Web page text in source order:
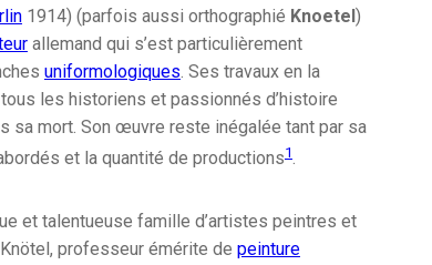
1914) (parfois aussi orthographié Knoetel)
allemand qui s’est particulièrement
uniformologiques . Ses travaux en la
les historiens et passionnés d’histoire
sa mort. Son œuvre reste inégalée tant par sa
et la quantité de productions1.
et talentueuse famille d’artistes peintres et
professeur émérite de peinture